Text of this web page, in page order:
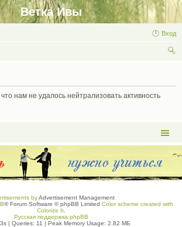
Ветка Ивы
Вход
нам не удалось нейтрализовать активность
byAdvertisement Management
® Forum Software © phpBB Limited Color scheme created with
Colorize It.
Русская поддержка phpBB
| Queries: 11 | Peak Memory Usage: 2.82 МБ